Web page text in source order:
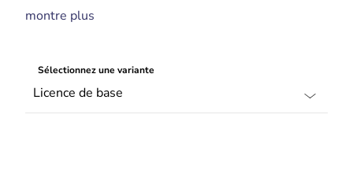
dynamiques
pour des investigations détaillées
Système évolutif qui s'adapte à vos besoins
montre plus
Sélectionnez une variante